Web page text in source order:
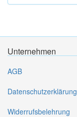
Unternehmen
AGB
Datenschutzerklärung
Widerrufsbelehrung